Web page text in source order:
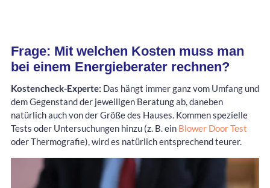
Frage: Mit welchen Kosten muss man
bei einem Energieberater rechnen?
Kostencheck-Experte: Das hängt immer ganz vom Umfang und
dem Gegenstand der jeweiligen Beratung ab, daneben
natürlich auch von der Größe des Hauses. Kommen spezielle
Tests oder Untersuchungen hinzu (z. B. ein Blower Door Test
oder Thermografie), wird es natürlich entsprechend teurer.